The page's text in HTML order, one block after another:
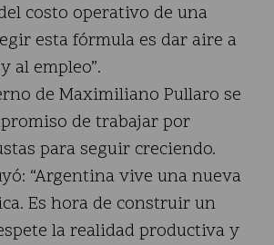
costo operativo de una
esta fórmula es dar aire a
al empleo”.
de Maximiliano Pullaro se
de trabajar por
para seguir creciendo.
“Argentina vive una nueva
Es hora de construir un
la realidad productiva y